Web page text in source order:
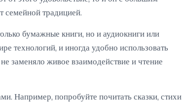
семейной традицией.
бумажные книги, но и аудиокниги или
технологий, и иногда удобно использовать
заменяло живое взаимодействие и чтение
Например, попробуйте почитать сказки, стихи